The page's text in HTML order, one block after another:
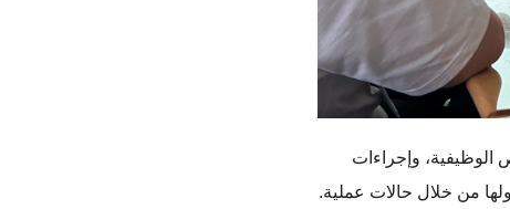
الوظيفية، وإجراءات
من خلال حالات عملية.